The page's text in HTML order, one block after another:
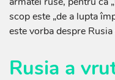
scop este „de a lupta
este vorba despre
Rusia a